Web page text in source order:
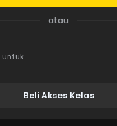
atau
untuk
Beli Akses Kelas